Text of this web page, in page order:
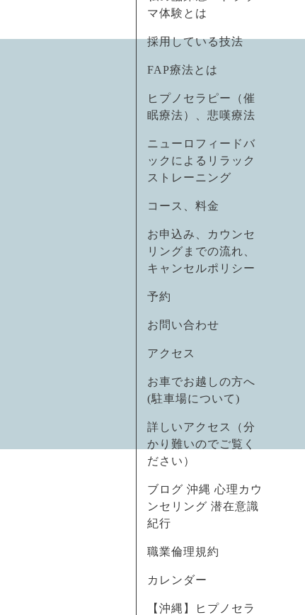
マ体験とは
採用している技法
FAP療法とは
ヒプノセラピー（催
眠療法）、悲嘆療法
ニューロフィードバ
ックによるリラック
ストレーニング
コース、料金
お申込み、カウンセ
リングまでの流れ、
キャンセルポリシー
予約
お問い合わせ
アクセス
お車でお越しの方へ
(駐車場について)
詳しいアクセス（分
かり難いのでご覧く
ださい）
ブログ 沖縄 心理カウ
ンセリング 潜在意識
紀行
職業倫理規約
カレンダー
【沖縄】ヒプノセラ